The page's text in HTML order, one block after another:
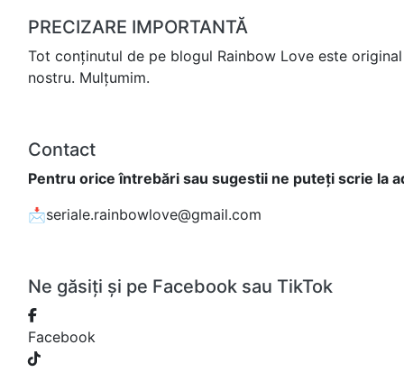
PRECIZARE IMPORTANTĂ
Tot conținutul de pe blogul Rainbow Love este
nostru. Mulțumim.
Contact
Pentru orice întrebări sau sugestii ne puteți scrie la
📩seriale.rainbowlove@gmail.com
Ne găsiți și pe Facebook sau TikTok
Facebook